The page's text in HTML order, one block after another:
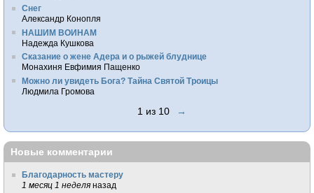
Снег
Александр Конопля
НАШИМ ВОИНАМ
Надежда Кушкова
Сказание о жене Адера и о рыжей блуднице
Монахиня Евфимия Пащенко
Можно ли увидеть Бога? Тайна Святой Троицы
Людмила Громова
1 из 10 →
Новые комментарии
Благодарность мастеру
1 месяц 1 неделя назад